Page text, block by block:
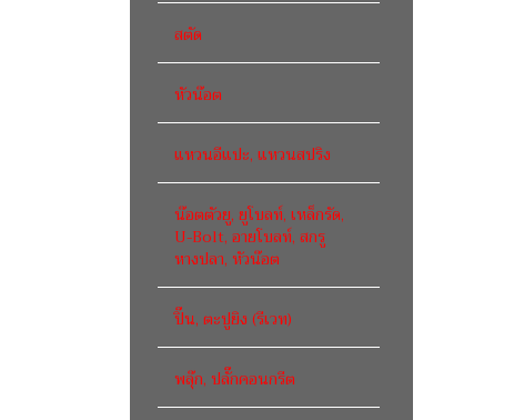
สตัด
หัวน๊อต
แหวนอีแปะ, แหวนสปริง
น๊อตตัวยู, ยูโบลท์, เหล็กรัด,
U-Bolt, อายโบลท์, สกรู
หางปลา, หัวน๊อต
ปิ๊น, ตะปูยิง (รีเวท)
พลุ๊ก, ปลั๊กคอนกรีต